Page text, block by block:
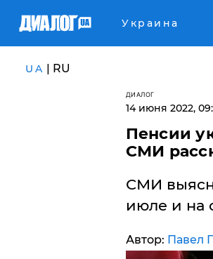
Украина
UA | RU
ДИАЛОГ
14 июня 2022,
Пенсии
СМИ
СМИ
июле и на
Автор: Павел